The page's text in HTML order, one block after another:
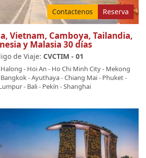
Contactenos Reserva
Vietnam, Camboya, Tailandia,
y Malasia 30 días
de Viaje: CVCTIM - 01
- Hoi An - Ho Chi Minh City- Mekong
Bangkok-Ayuthaya-Chiang Mai- Phuket-
- Bali- Pekín -Shanghai